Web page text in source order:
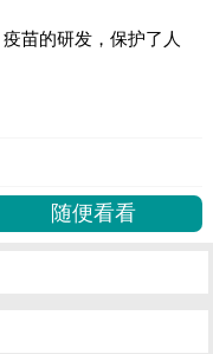
苗的研发，保护了人